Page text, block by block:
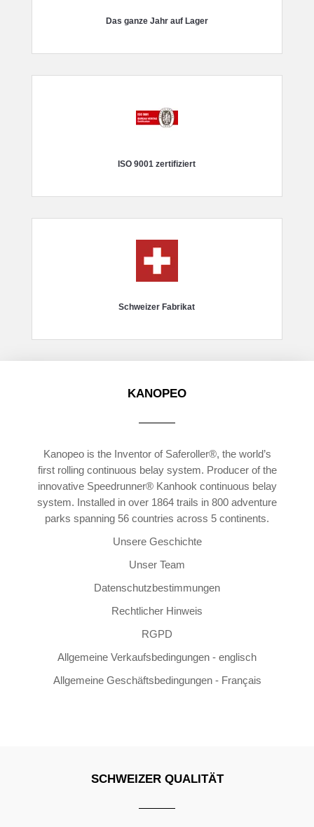
Das ganze Jahr auf Lager
ISO 9001 zertifiziert
Schweizer Fabrikat
KANOPEO
Kanopeo is the Inventor of Saferoller®, the world’s
first rolling continuous belay system. Producer of the
innovative Speedrunner® Kanhook continuous belay
system. Installed in over 1864 trails in 800 adventure
parks spanning 56 countries across 5 continents.
Unsere Geschichte
Unser Team
Datenschutzbestimmungen
Rechtlicher Hinweis
RGPD
Allgemeine Verkaufsbedingungen - englisch
Allgemeine Geschäftsbedingungen - Français
SCHWEIZER QUALITÄT